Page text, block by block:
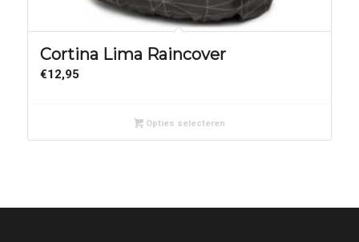
Cortina Lima Raincover
€12,95
Opties selecteren